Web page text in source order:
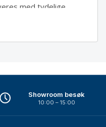
med tydelige
Bestill enkelt i
Se også relaterte
kokebord og koke-
Showroom besøk
10:00 – 15:00